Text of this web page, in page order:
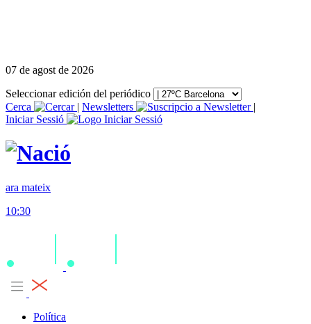
07 de agost de 2026
Seleccionar edición del periódico
Cerca
| Newsletters
|
Iniciar Sessió
ara mateix
10:30
Política